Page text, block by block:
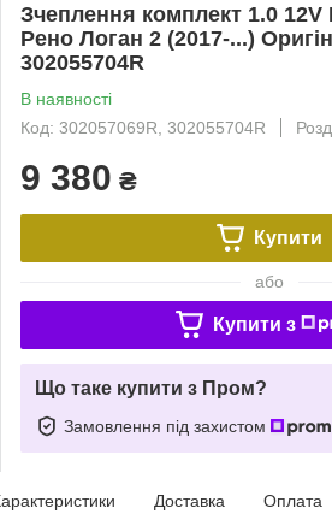
Зчеплення комплект 1.0
Рено Логан 2 (2017-...)
302055704R
В наявності
Код: 302057069R, 302055704R
9 380 ₴
Купити
або
Купити з
Що таке купити з Пром?
Замовлення під захистом
Доставка Оплата